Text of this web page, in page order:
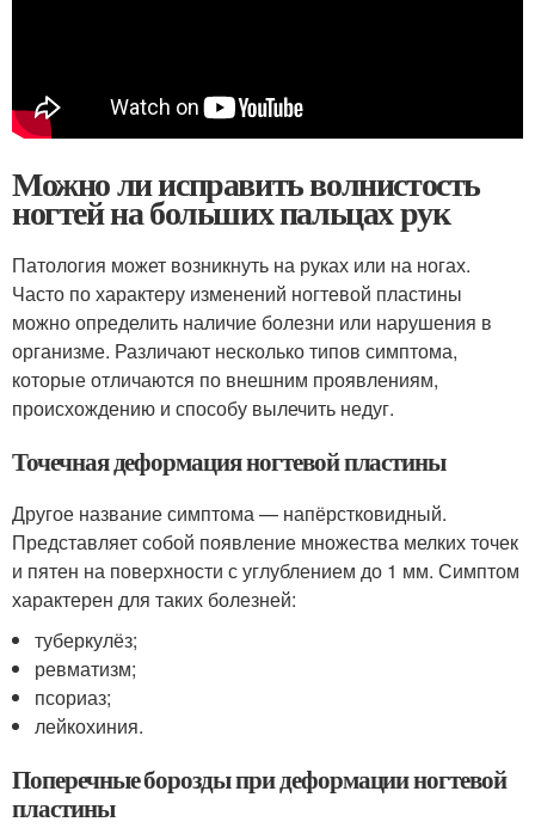
Можно ли исправить волнистость
ногтей на больших пальцах рук
Патология может возникнуть на руках или на ногах.
Часто по характеру изменений ногтевой пластины
можно определить наличие болезни или нарушения в
организме. Различают несколько типов симптома,
которые отличаются по внешним проявлениям,
происхождению и способу вылечить недуг.
Точечная деформация ногтевой пластины
Другое название симптома — напёрстковидный.
Представляет собой появление множества мелких точек
и пятен на поверхности с углублением до 1 мм. Симптом
характерен для таких болезней:
туберкулёз;
ревматизм;
псориаз;
лейкохиния.
Поперечные борозды при деформации ногтевой
пластины